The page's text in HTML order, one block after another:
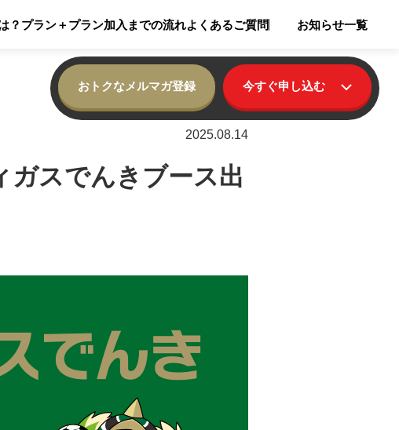
？ プラン＋プラン加入までの流れよくあるご質問 お知らせ一覧
おトクなメルマガ登録 今すぐ申し込む
2025.08.14
ガスでんきブース出